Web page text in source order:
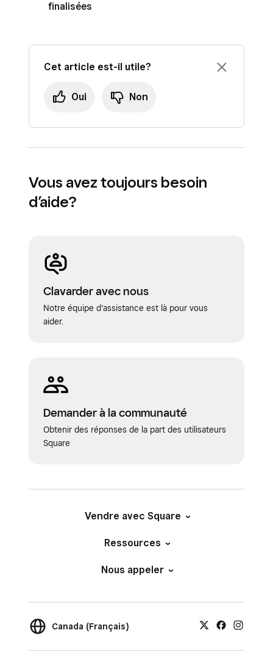
finalisées
Cet article est-il utile?
Oui Non
Vous avez toujours besoin
d’aide?
Clavarder avec nous
Notre équipe d’assistance est là pour vous
aider.
Demander à la communauté
Obtenir des réponses de la part des utilisateurs
Square
Vendre avec Square
Ressources
Nous appeler
Canada (Français)